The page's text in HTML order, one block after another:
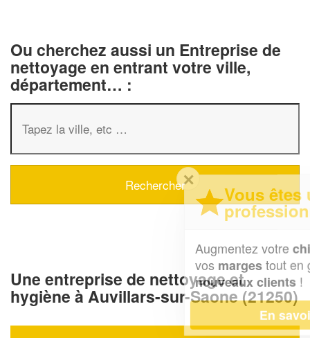
Ou cherchez aussi un Entreprise de
nettoyage en entrant votre ville,
département… :
Une entreprise de nettoyage et
hygiène à Auvillars-sur-Saone (21250)
Vous êtes un
professionnel ?
chiffre d'affaireset
tout en gagnant de
nouveaux clients!